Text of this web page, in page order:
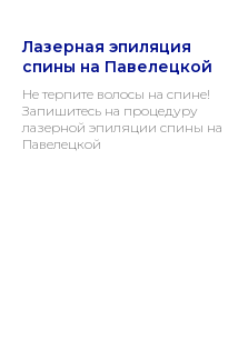
Лазерная эпиляция
спины на Павелецкой
Не терпите волосы на спине!
Запишитесь на процедуру
лазерной эпиляции спины на
Павелецкой